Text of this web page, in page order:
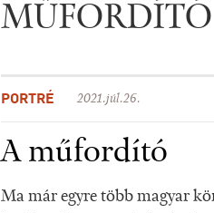
MŰFORDÍTÓ
PORTRÉ 2021.júl.26.
A műfordító
Ma már egyre több magyar